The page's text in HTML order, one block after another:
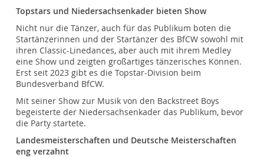
Topstars und Niedersachsenkader bieten Show
Nicht nur die Tänzer, auch für das Publikum boten die
Startänzerinnen und der Startänzer des BfCW sowohl mit
ihren Classic-Linedances, aber auch mit ihrem Medley
eine Show und zeigten großartiges tänzerisches Können.
Erst seit 2023 gibt es die Topstar-Division beim
Bundesverband BfCW.
Mit seiner Show zur Musik von den Backstreet Boys
begeisterte der Niedersachsenkader das Publikum, bevor
die Party startete.
Landesmeisterschaften und Deutsche Meisterschaften
eng verzahnt